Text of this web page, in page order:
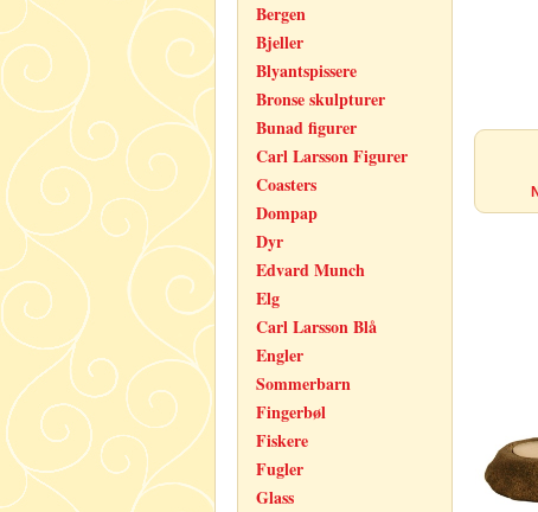
Bergen
Bjeller
Blyantspissere
Bronse skulpturer
Bunad figurer
Carl Larsson Figurer
Coasters
Dompap
Dyr
Edvard Munch
Elg
Carl Larsson Blå
Engler
Sommerbarn
Fingerbøl
Fiskere
Fugler
Glass